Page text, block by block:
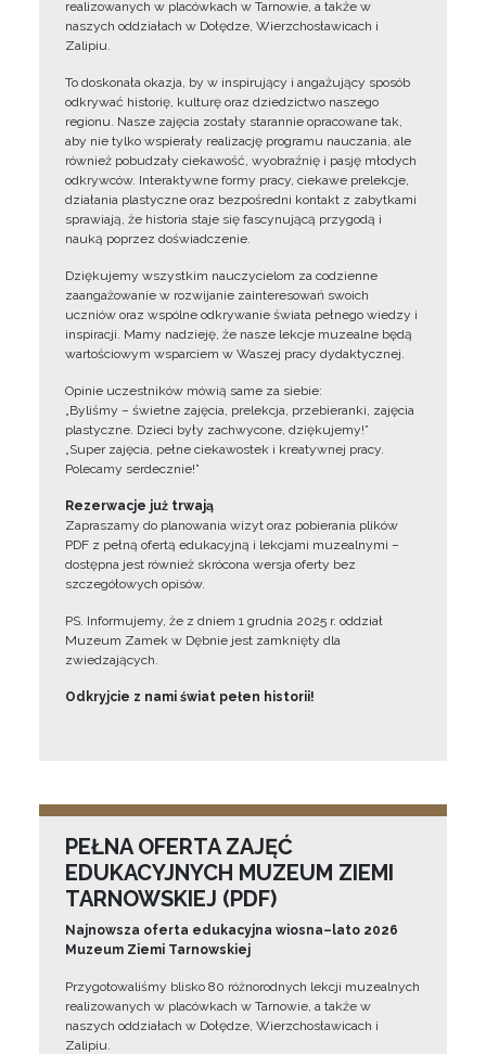
realizowanych w placówkach w Tarnowie, a także w
naszych oddziałach w Dołędze, Wierzchosławicach i
Zalipiu.
To doskonała okazja, by w inspirujący i angażujący sposób
odkrywać historię, kulturę oraz dziedzictwo naszego
regionu. Nasze zajęcia zostały starannie opracowane tak,
aby nie tylko wspierały realizację programu nauczania, ale
również pobudzały ciekawość, wyobraźnię i pasję młodych
odkrywców. Interaktywne formy pracy, ciekawe prelekcje,
działania plastyczne oraz bezpośredni kontakt z zabytkami
sprawiają, że historia staje się fascynującą przygodą i
nauką poprzez doświadczenie.
Dziękujemy wszystkim nauczycielom za codzienne
zaangażowanie w rozwijanie zainteresowań swoich
uczniów oraz wspólne odkrywanie świata pełnego wiedzy i
inspiracji. Mamy nadzieję, że nasze lekcje muzealne będą
wartościowym wsparciem w Waszej pracy dydaktycznej.
Opinie uczestników mówią same za siebie:
„Byliśmy – świetne zajęcia, prelekcja, przebieranki, zajęcia
plastyczne. Dzieci były zachwycone, dziękujemy!”
„Super zajęcia, pełne ciekawostek i kreatywnej pracy.
Polecamy serdecznie!”
Rezerwacje już trwają
Zapraszamy do planowania wizyt oraz pobierania plików
PDF z pełną ofertą edukacyjną i lekcjami muzealnymi –
dostępna jest również skrócona wersja oferty bez
szczegółowych opisów.
PS. Informujemy, że z dniem 1 grudnia 2025 r. oddział
Muzeum Zamek w Dębnie jest zamknięty dla
zwiedzających.
Odkryjcie z nami świat pełen historii!
PEŁNA OFERTA ZAJĘĆ
EDUKACYJNYCH MUZEUM ZIEMI
TARNOWSKIEJ (PDF)
Najnowsza oferta edukacyjna wiosna–lato 2026
Muzeum Ziemi Tarnowskiej
Przygotowaliśmy blisko 80 różnorodnych lekcji muzealnych
realizowanych w placówkach w Tarnowie, a także w
naszych oddziałach w Dołędze, Wierzchosławicach i
Zalipiu.